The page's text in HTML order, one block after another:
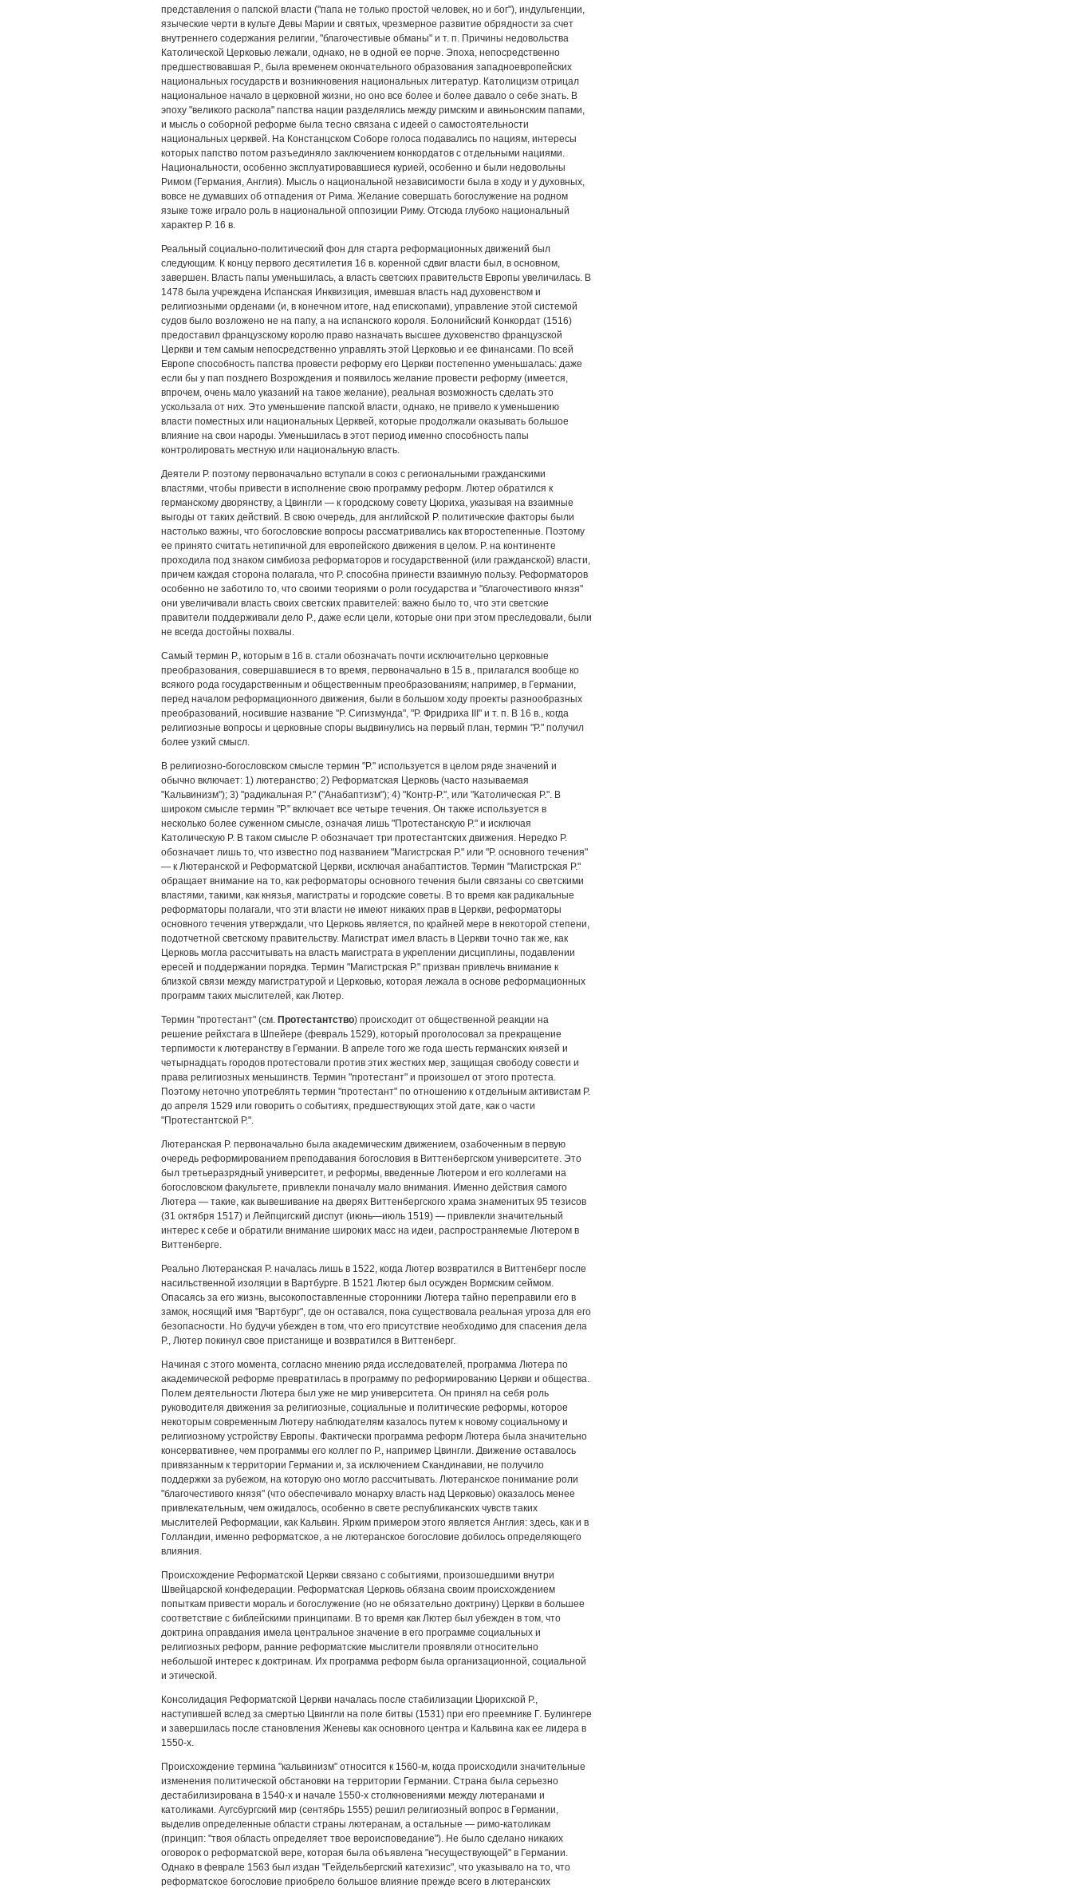
представления о папской власти ("папа не только простой человек, но и бог"), индульгенции,
языческие черти в культе Девы Марии и святых, чрезмерное развитие обрядности за счет
внутреннего содержания религии, "благочестивые обманы" и т. п. Причины недовольства
Католической Церковью лежали, однако, не в одной ее порче. Эпоха, непосредственно
предшествовавшая Р., была временем окончательного образования западноевропейских
национальных государств и возникновения национальных литератур. Католицизм отрицал
национальное начало в церковной жизни, но оно все более и более давало о себе знать. В
эпоху "великого раскола" папства нации разделялись между римским и авиньонским папами,
и мысль о соборной реформе была тесно связана с идеей о самостоятельности
национальных церквей. На Констанцском Соборе голоса подавались по нациям, интересы
которых папство потом разъединяло заключением конкордатов с отдельными нациями.
Национальности, особенно эксплуатировавшиеся курией, особенно и были недовольны
Римом (Германия, Англия). Мысль о национальной независимости была в ходу и у духовных,
вовсе не думавших об отпадения от Рима. Желание совершать богослужение на родном
языке тоже играло роль в национальной оппозиции Риму. Отсюда глубоко национальный
характер Р. 16 в.
Реальный социально-политический фон для старта реформационных движений был
следующим. К концу первого десятилетия 16 в. коренной сдвиг власти был, в основном,
завершен. Власть папы уменьшилась, а власть светских правительств Европы увеличилась. В
1478 была учреждена Испанская Инквизиция, имевшая власть над духовенством и
религиозными орденами (и, в конечном итоге, над епископами), управление этой системой
судов было возложено не на папу, а на испанского короля. Болонийский Конкордат (1516)
предоставил французскому королю право назначать высшее духовенство французской
Церкви и тем самым непосредственно управлять этой Церковью и ее финансами. По всей
Европе способность папства провести реформу его Церкви постепенно уменьшалась: даже
если бы у пап позднего Возрождения и появилось желание провести реформу (имеется,
впрочем, очень мало указаний на такое желание), реальная возможность сделать это
ускользала от них. Это уменьшение папской власти, однако, не привело к уменьшению
власти поместных или национальных Церквей, которые продолжали оказывать большое
влияние на свои народы. Уменьшилась в этот период именно способность папы
контролировать местную или национальную власть.
Деятели Р. поэтому первоначально вступали в союз с региональными гражданскими
властями, чтобы привести в исполнение свою программу реформ. Лютер обратился к
германскому дворянству, а Цвингли — к городскому совету Цюриха, указывая на взаимные
выгоды от таких действий. В свою очередь, для английской Р. политические факторы были
настолько важны, что богословские вопросы рассматривались как второстепенные. Поэтому
ее принято считать нетипичной для европейского движения в целом. Р. на континенте
проходила под знаком симбиоза реформаторов и государственной (или гражданской) власти,
причем каждая сторона полагала, что Р. способна принести взаимную пользу. Реформаторов
особенно не заботило то, что своими теориями о роли государства и "благочестивого князя"
они увеличивали власть своих светских правителей: важно было то, что эти светские
правители поддерживали дело Р., даже если цели, которые они при этом преследовали, были
не всегда достойны похвалы.
Самый термин Р., которым в 16 в. стали обозначать почти исключительно церковные
преобразования, совершавшиеся в то время, первоначально в 15 в., прилагался вообще ко
всякого рода государственным и общественным преобразованиям; например, в Германии,
перед началом реформационного движения, были в большом ходу проекты разнообразных
преобразований, носившие название "Р. Сигизмунда", "Р. Фридриха III" и т. п. В 16 в., когда
религиозные вопросы и церковные споры выдвинулись на первый план, термин "Р." получил
более узкий смысл.
В религиозно-богословском смысле термин "Р." используется в целом ряде значений и
обычно включает: 1) лютеранство; 2) Реформатская Церковь (часто называемая
"Кальвинизм"); 3) "радикальная Р." ("Анабаптизм"); 4) "Контр-Р.", или "Католическая Р.". В
широком смысле термин "Р." включает все четыре течения. Он также используется в
несколько более суженном смысле, означая лишь "Протестанскую Р." и исключая
Католическую Р. В таком смысле Р. обозначает три протестантских движения. Нередко Р.
обозначает лишь то, что известно под названием "Магистрская Р." или "Р. основного течения"
— к Лютеранской и Реформатской Церкви, исключая анабаптистов. Термин "Магистрская Р."
обращает внимание на то, как реформаторы основного течения были связаны со светскими
властями, такими, как князья, магистраты и городские советы. В то время как радикальные
реформаторы полагали, что эти власти не имеют никаких прав в Церкви, реформаторы
основного течения утверждали, что Церковь является, по крайней мере в некоторой степени,
подотчетной светскому правительству. Магистрат имел власть в Церкви точно так же, как
Церковь могла рассчитывать на власть магистрата в укреплении дисциплины, подавлении
ересей и поддержании порядка. Термин "Магистрская Р." призван привлечь внимание к
близкой связи между магистратурой и Церковью, которая лежала в основе реформационных
программ таких мыслителей, как Лютер.
Термин "протестант" (см. Протестантство) происходит от общественной реакции на
решение рейхстага в Шпейере (февраль 1529), который проголосовал за прекращение
терпимости к лютеранству в Германии. В апреле того же года шесть германских князей и
четырнадцать городов протестовали против этих жестких мер, защищая свободу совести и
права религиозных меньшинств. Термин "протестант" и произошел от этого протеста.
Поэтому неточно употреблять термин "протестант" по отношению к отдельным активистам Р.
до апреля 1529 или говорить о событиях, предшествующих этой дате, как о части
"Протестантской Р.".
Лютеранская Р. первоначально была академическим движением, озабоченным в первую
очередь реформированием преподавания богословия в Виттенбергском университете. Это
был третьеразрядный университет, и реформы, введенные Лютером и его коллегами на
богословском факультете, привлекли поначалу мало внимания. Именно действия самого
Лютера — такие, как вывешивание на дверях Виттенбергского храма знаменитых 95 тезисов
(31 октября 1517) и Лейпцигский диспут (июнь—июль 1519) — привлекли значительный
интерес к себе и обратили внимание широких масс на идеи, распространяемые Лютером в
Виттенберге.
Реально Лютеранская Р. началась лишь в 1522, когда Лютер возвратился в Виттенберг после
насильственной изоляции в Вартбурге. В 1521 Лютер был осужден Вормским сеймом.
Опасаясь за его жизнь, высокопоставленные сторонники Лютера тайно переправили его в
замок, носящий имя "Вартбург", где он оставался, пока существовала реальная угроза для его
безопасности. Но будучи убежден в том, что его присутствие необходимо для спасения дела
Р., Лютер покинул свое пристанище и возвратился в Виттенберг.
Начиная с этого момента, согласно мнению ряда исследователей, программа Лютера по
академической реформе превратилась в программу по реформированию Церкви и общества.
Полем деятельности Лютера был уже не мир университета. Он принял на себя роль
руководителя движения за религиозные, социальные и политические реформы, которое
некоторым современным Лютеру наблюдателям казалось путем к новому социальному и
религиозному устройству Европы. Фактически программа реформ Лютера была значительно
консервативнее, чем программы его коллег по Р., например Цвингли. Движение оставалось
привязанным к территории Германии и, за исключением Скандинавии, не получило
поддержки за рубежом, на которую оно могло рассчитывать. Лютеранское понимание роли
"благочестивого князя" (что обеспечивало монарху власть над Церковью) оказалось менее
привлекательным, чем ожидалось, особенно в свете республиканских чувств таких
мыслителей Реформации, как Кальвин. Ярким примером этого является Англия: здесь, как и в
Голландии, именно реформатское, а не лютеранское богословие добилось определяющего
влияния.
Происхождение Реформатской Церкви связано с событиями, произошедшими внутри
Швейцарской конфедерации. Реформатская Церковь обязана своим происхождением
попыткам привести мораль и богослужение (но не обязательно доктрину) Церкви в большее
соответствие с библейскими принципами. В то время как Лютер был убежден в том, что
доктрина оправдания имела центральное значение в его программе социальных и
религиозных реформ, ранние реформатские мыслители проявляли относительно
небольшой интерес к доктринам. Их программа реформ была организационной, социальной
и этической.
Консолидация Реформатской Церкви началась после стабилизации Цюрихской Р.,
наступившей вслед за смертью Цвингли на поле битвы (1531) при его преемнике Г. Булингере
и завершилась после становления Женевы как основного центра и Кальвина как ее лидера в
1550-х.
Происхождение термина "кальвинизм" относится к 1560-м, когда происходили значительные
изменения политической обстановки на территории Германии. Страна была серьезно
дестабилизирована в 1540-х и начале 1550-х столкновениями между лютеранами и
католиками. Аугсбургский мир (сентябрь 1555) решил религиозный вопрос в Германии,
выделив определенные области страны лютеранам, а остальные — римо-католикам
(принцип: "твоя область определяет твое вероисповедание"). Не было сделано никаких
оговорок о реформатской вере, которая была объявлена "несуществующей" в Германии.
Однако в феврале 1563 был издан "Гейдельбергский катехизис", что указывало на то, что
реформатское богословие приобрело большое влияние прежде всего в лютеранских